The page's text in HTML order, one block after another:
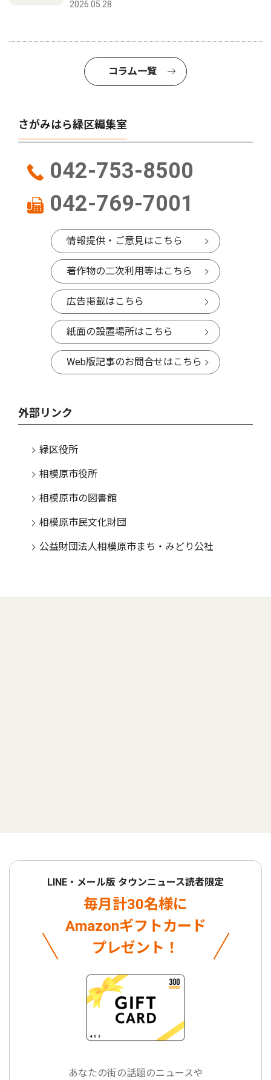
2026.05.28
コラム一覧
さがみはら緑区編集室
042-753-8500
042-769-7001
情報提供・ご意見はこちら
著作物の二次利用等はこちら
広告掲載はこちら
紙面の設置場所はこちら
Web版記事のお問合せはこちら
外部リンク
緑区役所
相模原市役所
相模原市の図書館
相模原市民文化財団
公益財団法人相模原市まち・みどり公社
LINE・メール版 タウンニュース読者限定
毎月計30名様に
Amazonギフトカード
プレゼント！
あなたの街の話題のニュースや